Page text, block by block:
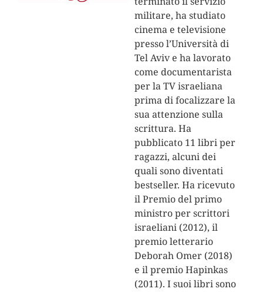
militare, ha studiato
cinema e televisione
presso l’Università di
Tel Aviv e ha lavorato
come documentarista
per la TV israeliana
prima di focalizzare la
sua attenzione sulla
scrittura. Ha
pubblicato 11 libri per
ragazzi, alcuni dei
quali sono diventati
bestseller. Ha ricevuto
il Premio del primo
ministro per scrittori
israeliani (2012), il
premio letterario
Deborah Omer (2018)
e il premio Hapinkas
(2011). I suoi libri sono